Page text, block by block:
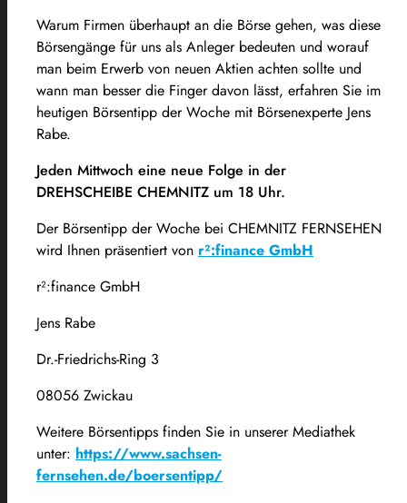
Warum Firmen überhaupt an die Börse gehen, was diese
Börsengänge für uns als Anleger bedeuten und worauf
man beim Erwerb von neuen Aktien achten sollte und
wann man besser die Finger davon lässt, erfahren Sie im
heutigen Börsentipp der Woche mit Börsenexperte Jens
Rabe.
Jeden Mittwoch eine neue Folge in der
DREHSCHEIBE CHEMNITZ um 18 Uhr.
Der Börsentipp der Woche bei CHEMNITZ FERNSEHEN
wird Ihnen präsentiert von r²:finance GmbH
r²:finance GmbH
Jens Rabe
Dr.-Friedrichs-Ring 3
08056 Zwickau
Weitere Börsentipps finden Sie in unserer Mediathek
unter: https://www.sachsen-
fernsehen.de/boersentipp/